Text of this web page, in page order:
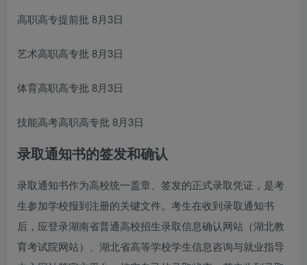
高职高专提前批 8月3日
艺术高职高专批 8月3日
体育高职高专批 8月3日
技能高考高职高专批 8月3日
录取通知书的签发和确认
录取通知书作为高校统一盖章、签发的正式录取凭证，是考
生参加学校报到注册的关键文件。考生在收到录取通知书
后，应登录湖南省普通高校招生录取信息确认网站（湖北教
育考试院网站）、湖北省高等学校学生信息咨询与就业指导